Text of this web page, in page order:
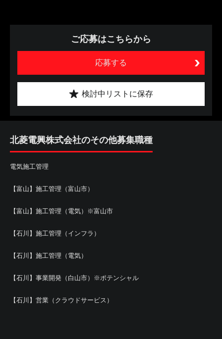
ご応募はこちらから
応募する
検討中リストに保存
北菱電興株式会社のその他募集職種
電気施工管理
【富山】施工管理（富山市）
【富山】施工管理（電気）※富山市
【石川】施工管理（インフラ）
【石川】施工管理（電気）
【石川】事業開発（白山市）※ポテンシャル
【石川】営業（クラウドサービス）